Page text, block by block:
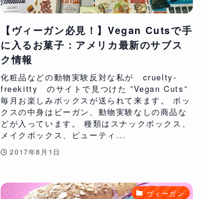
【ヴィーガン必見！】Vegan Cutsで手
に入るお菓子：アメリカ最新のサブス
ク情報
化粧品などの動物実験反対な私が cruelty-
freekitty のサイトで見つけた ”Vegan Cuts”
毎月お楽しみボックスが送られて来ます。 ボッ
クスの中身はビーガン、動物実験なしの商品な
どが入っています。 種類はスナックボックス、
メイクボックス、ビューティ...
2017年8月1日
ヴィーガン